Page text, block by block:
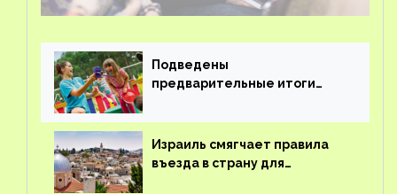
Подведены
предварительные итоги
Израиль смягчает правила
въезда в страну для